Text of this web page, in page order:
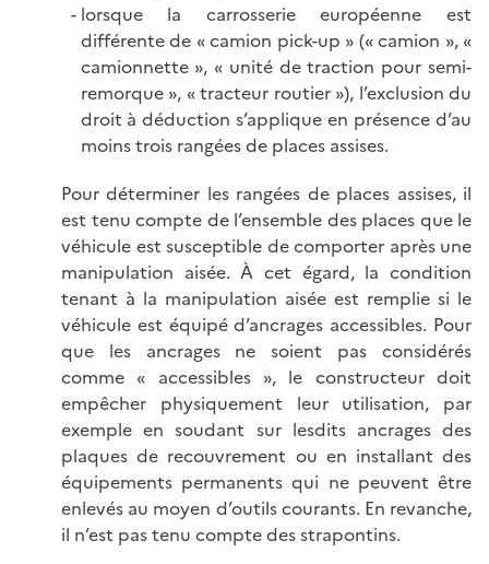
lorsque la carrosserie européenne est
différente de « camion pick-up » (« camion », «
camionnette », « unité de traction pour semi-
remorque », « tracteur routier »), l’exclusion du
droit à déduction s’applique en présence d’au
moins trois rangées de places assises.
Pour déterminer les rangées de places assises, il
est tenu compte de l’ensemble des places que le
véhicule est susceptible de comporter après une
manipulation aisée. À cet égard, la condition
tenant à la manipulation aisée est remplie si le
véhicule est équipé d’ancrages accessibles. Pour
que les ancrages ne soient pas considérés
comme « accessibles », le constructeur doit
empêcher physiquement leur utilisation, par
exemple en soudant sur lesdits ancrages des
plaques de recouvrement ou en installant des
équipements permanents qui ne peuvent être
enlevés au moyen d’outils courants. En revanche,
il n’est pas tenu compte des strapontins.